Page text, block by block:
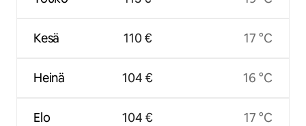
Kesä
Heinä
Elo
110 €
104 €
104 €
17 °C
16 °C
17 °C